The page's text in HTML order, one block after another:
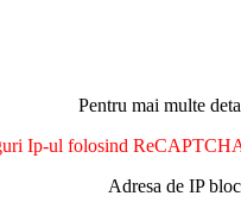
Pentru mai multe
Ip-ul folosind
Adresa de IP